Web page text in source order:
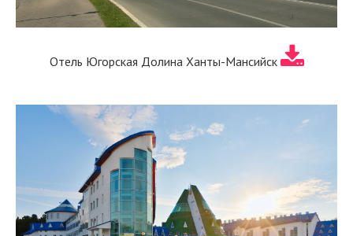
Отель Югорская Долина Ханты-Мансийск